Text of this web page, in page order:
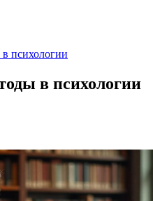
психологии
в психологии